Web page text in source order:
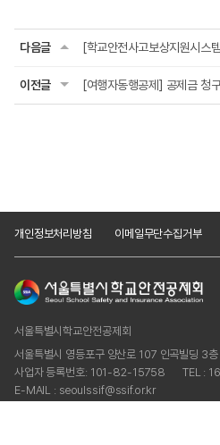
다음글
이전글 [여행자동행공제] 공제금 청
개인정보처리방침 이메일무단수집거부
서울특별시학교안전공제회
서울특별시 영등포구 양산로 107 인곡빌딩 3층
사업자 등록번호: 101-82-15758
TEL :
E-MAIL : seoulssif@ssif.or.kr